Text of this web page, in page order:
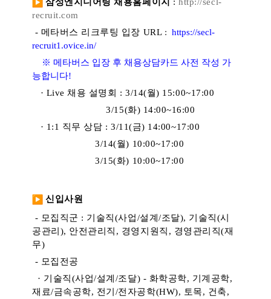
recruit.com
- 메타버스 리크루팅 입장 URL : https://secl-
recruit1.ovice.in/
※ 메타버스 입장 후 채용상담카드 사전 작성 가
능합니다!
· Live 채용 설명회 : 3/14(월) 15:00~17:00
3/15(화) 14:00~16:00
· 1:1 직무 상담 : 3/11(금) 14:00~17:00
3/14(월) 10:00~17:00
3/15(화) 10:00~17:00
신입사원
- 모집직군 : 기술직(사업/설계/조달), 기술직(시
공관리), 안전관리직, 경영지원직, 경영관리직(재
무)
- 모집전공
· 기술직(사업/설계/조달) - 화학공학, 기계공학,
재료/금속공학, 전기/전자공학(HW), 토목, 건축,